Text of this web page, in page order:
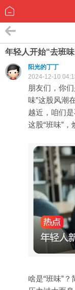
年轻人开始“去班
阳光的丁丁
2024-12-10
朋友们，你
味”这股风潮
越近，咱们
这股“班味”，
啥是“班味”